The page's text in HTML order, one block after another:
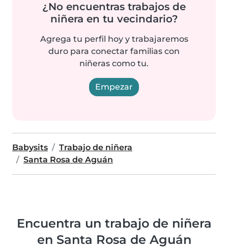
¿No encuentras trabajos de
niñera en tu vecindario?
Agrega tu perfil hoy y trabajaremos
duro para conectar familias con
niñeras como tu.
Empezar
Babysits
Trabajo de niñera
Santa Rosa de Aguán
Encuentra un trabajo de niñera
en Santa Rosa de Aguán